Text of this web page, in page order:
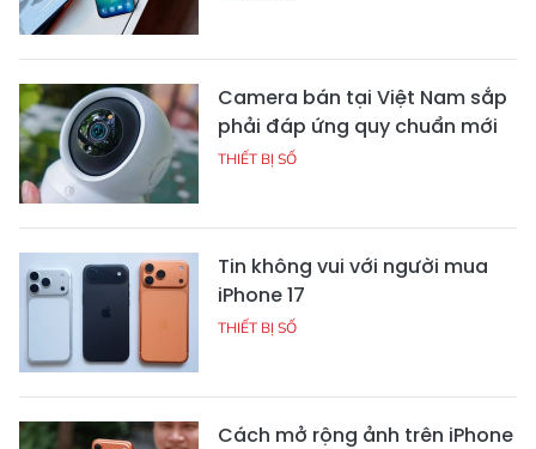
Camera bán tại Việt Nam sắp
phải đáp ứng quy chuẩn mới
THIẾT BỊ SỐ
Tin không vui với người mua
iPhone 17
THIẾT BỊ SỐ
Cách mở rộng ảnh trên iPhone